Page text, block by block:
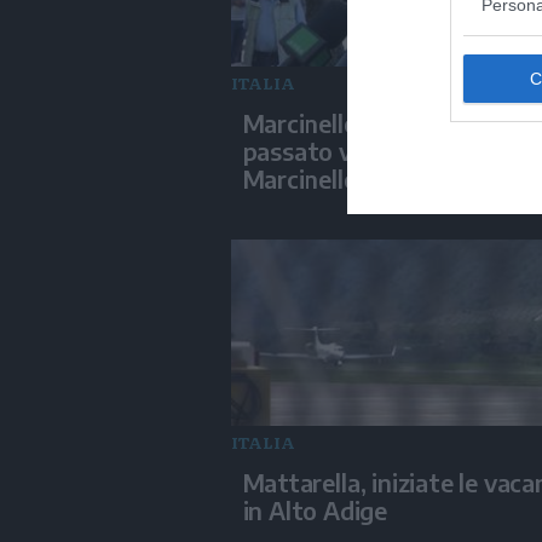
ITALIA
Marcinelle, La Russa: "C'è
passato voltava le spalle a
Marcinelle"
ITALIA
Mattarella, iniziate le
in Alto Adige